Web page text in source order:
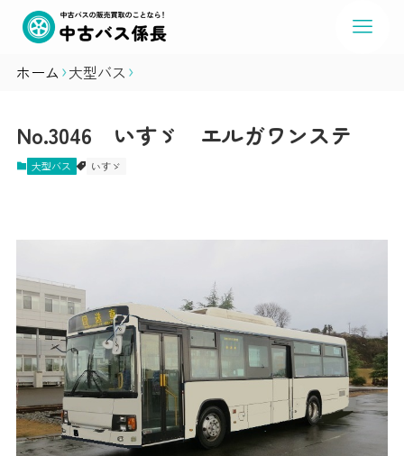
ホーム 大型バス
No.3046 いすゞ エルガワンステ
大型バス いすゞ